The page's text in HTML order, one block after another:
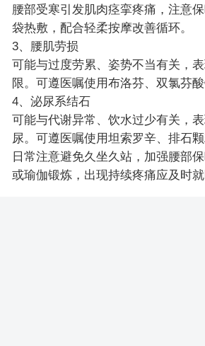
腰部受寒引发肌肉痉挛疼痛，注意
袋热敷，配合轻柔按摩改善循环。
3、腰肌劳损
可能与过度劳累、姿势不当有关，
限。可遵医嘱使用布洛芬、双氯芬酸
4、泌尿系结石
可能与代谢异常、饮水过少有关，
尿。可遵医嘱使用坦索罗辛、排石颗
日常注意避免久坐久站，加强腰部
或瑜伽锻炼，出现持续疼痛应及时就